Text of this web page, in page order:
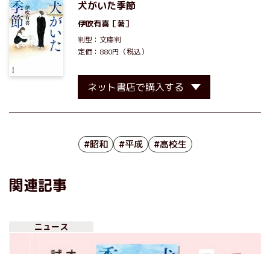
犬がいた季節
伊吹有喜 ［著］
判型：文庫判
定価：880円（税込）
ネット書店で購入する
#昭和 #平成 #高校生
関連記事
ニュース